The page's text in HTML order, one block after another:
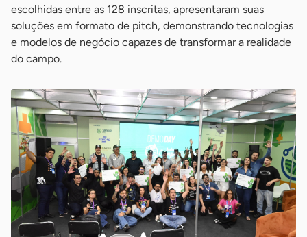
escolhidas entre as 128 inscritas, apresentaram suas
soluções em formato de pitch, demonstrando tecnologias
e modelos de negócio capazes de transformar a realidade
do campo.